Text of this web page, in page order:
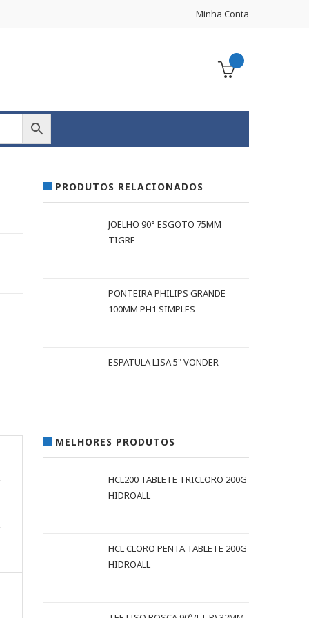
Minha Conta
PRODUTOS RELACIONADOS
JOELHO 90° ESGOTO 75MM
TIGRE
PONTEIRA PHILIPS GRANDE
100MM PH1 SIMPLES
ESPATULA LISA 5" VONDER
MELHORES PRODUTOS
HCL200 TABLETE TRICLORO 200G
HIDROALL
HCL CLORO PENTA TABLETE 200G
HIDROALL